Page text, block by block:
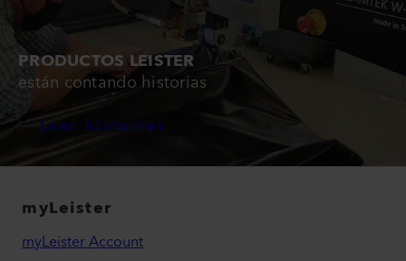
PRODUCTOS LEISTER
están contando historias
Leer historias
myLeister
myLeister Account